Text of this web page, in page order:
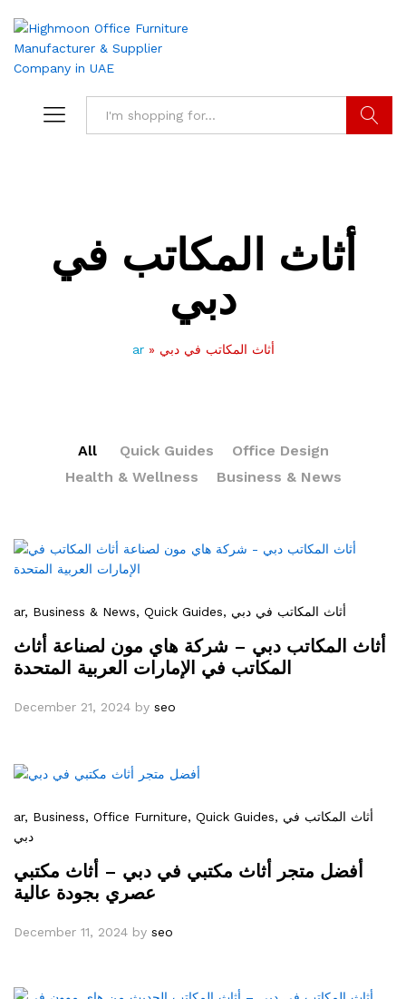
أثاث المكاتب في
دبي
ar» أثاث المكاتب في دبي
All Quick Guides
Office Design
Health & Wellness
Business & News
ar, Business & News, Quick Guides , أثاث المكاتب في دبي
أثاث المكاتب دبي – شركة هاي مون لصناعة أثاث
المكاتب في الإمارات العربية المتحدة
December 21, 2024 by seo
ar, Business, Office Furniture, Quick Guides, أثاث المكاتب في
دبي
أفضل متجر أثاث مكتبي في دبي – أثاث مكتبي
عصري بجودة عالية
December 11, 2024 by seo